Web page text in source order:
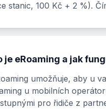
stanic, 100 Kč + 2 %).
je eRoaming a jak
umožňuje, aby u
u mobilních
pro řidiče z